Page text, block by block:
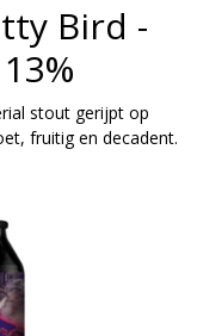
Bird -
stout gerijpt op
fruitig en decadent.